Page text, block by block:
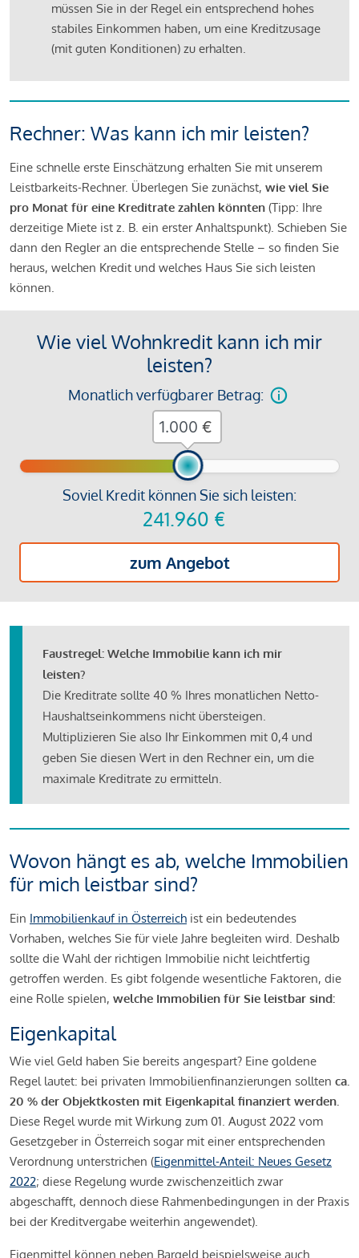
müssen Sie in der Regel ein entsprechend hohes
stabiles Einkommen haben, um eine Kreditzusage
(mit guten Konditionen) zu erhalten.
Rechner: Was kann ich mir leisten?
Eine schnelle erste Einschätzung erhalten Sie mit unserem
Leistbarkeits-Rechner. Überlegen Sie zunächst, wie viel Sie
pro Monat für eine Kreditrate zahlen könnten (Tipp: Ihre
derzeitige Miete ist z. B. ein erster Anhaltspunkt). Schieben Sie
dann den Regler an die entsprechende Stelle – so finden Sie
heraus, welchen Kredit und welches Haus Sie sich leisten
können.
Wie viel Wohnkredit kann ich mir
leisten?
Monatlich verfügbarer Betrag:
Soviel Kredit können Sie sich leisten:
241.960 €
zum Angebot
€
Faustregel: Welche Immobilie kann ich mir
leisten?
Die Kreditrate sollte 40 % Ihres monatlichen Netto-
Haushaltseinkommens nicht übersteigen.
Multiplizieren Sie also Ihr Einkommen mit 0,4 und
geben Sie diesen Wert in den Rechner ein, um die
maximale Kreditrate zu ermitteln.
Wovon hängt es ab, welche Immobilien
für mich leistbar sind?
Ein Immobilienkauf in Österreich ist ein bedeutendes
Vorhaben, welches Sie für viele Jahre begleiten wird. Deshalb
sollte die Wahl der richtigen Immobilie nicht leichtfertig
getroffen werden. Es gibt folgende wesentliche Faktoren, die
eine Rolle spielen, welche Immobilien für Sie leistbar sind:
Eigenkapital
Wie viel Geld haben Sie bereits angespart? Eine goldene
Regel lautet: bei privaten Immobilienfinanzierungen sollten ca.
20 % der Objektkosten mit Eigenkapital finanziert werden.
Diese Regel wurde mit Wirkung zum 01. August 2022 vom
Gesetzgeber in Österreich sogar mit einer entsprechenden
Verordnung unterstrichen (Eigenmittel-Anteil: Neues Gesetz
2022; diese Regelung wurde zwischenzeitlich zwar
abgeschafft, dennoch diese Rahmenbedingungen in der Praxis
bei der Kreditvergabe weiterhin angewendet).
Eigenmittel können neben Bargeld beispielsweise auch